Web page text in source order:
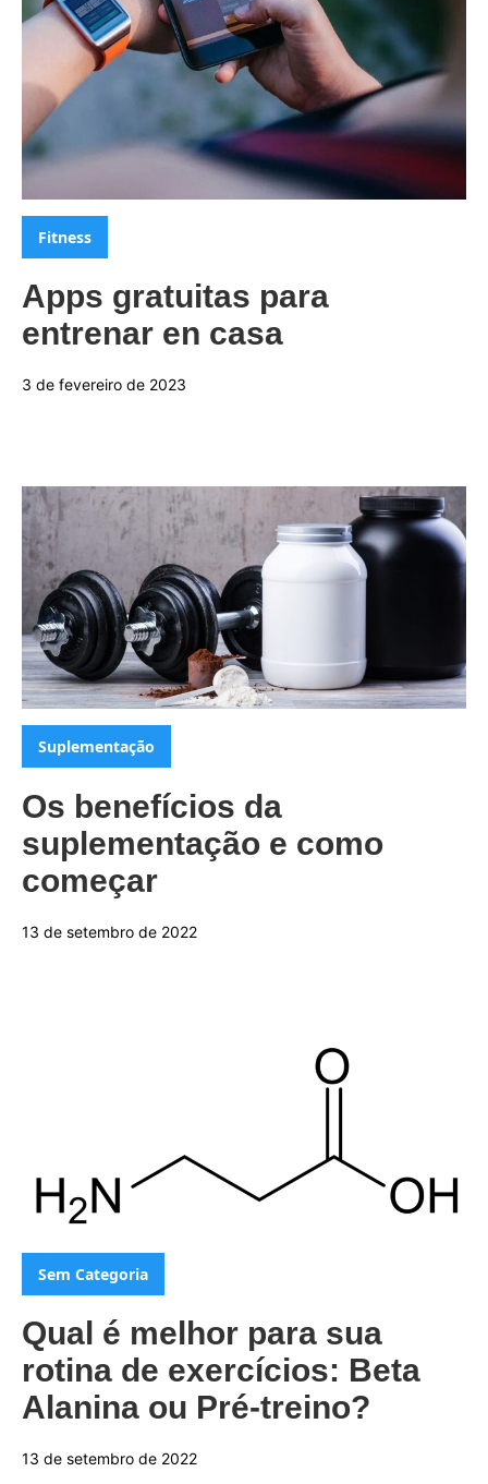
Categorias:
Fitness
Apps gratuitas para
entrenar en casa
3 de fevereiro de 2023
Categorias:
Suplementação
Os benefícios da
suplementação e como
começar
13 de setembro de 2022
Categorias:
Sem Categoria
Qual é melhor para sua
rotina de exercícios: Beta
Alanina ou Pré-treino?
13 de setembro de 2022